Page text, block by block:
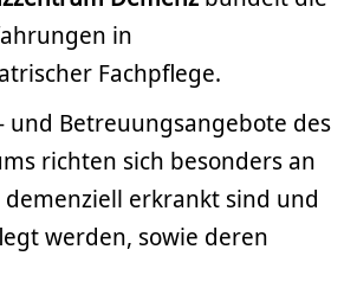
in
Fachpflege.
und Betreuungsangebote des
richten sich besonders an
demenziell erkrankt sind und
werden, sowie deren